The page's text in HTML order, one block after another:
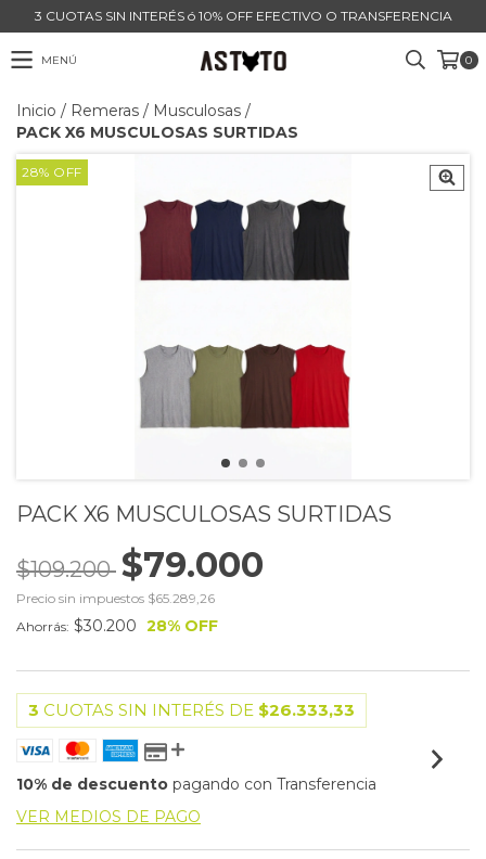
3 CUOTAS SIN INTERÉS ó 10% OFF EFECTIVO O TRANSFERENCIA
MENÚ 0
Inicio / Remeras / Musculosas /
PACK X6 MUSCULOSAS SURTIDAS
28% OFF
PACK X6 MUSCULOSAS SURTIDAS
$109.200 $79.000
Precio sin impuestos $65.289,26
Ahorrás: $30.200 28% OFF
3 CUOTAS SIN INTERÉS DE $26.333,33
10% de descuento pagando con Transferencia
VER MEDIOS DE PAGO